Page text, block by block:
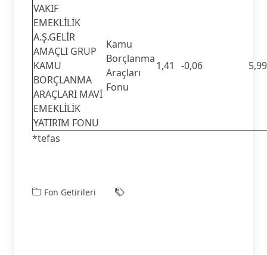
VAKIF
EMEKLİLİK
A.Ş.GELİR
AMAÇLI GRUP
KAMU
BORÇLANMA
ARAÇLARI MAVİ
EMEKLİLİK
YATIRIM FONU
Kamu
Borçlanma
Araçları
Fonu
1,41 -0,06 5,99
*tefas
Fon Getirileri